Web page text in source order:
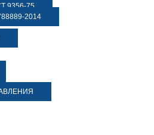
9356-75
2014